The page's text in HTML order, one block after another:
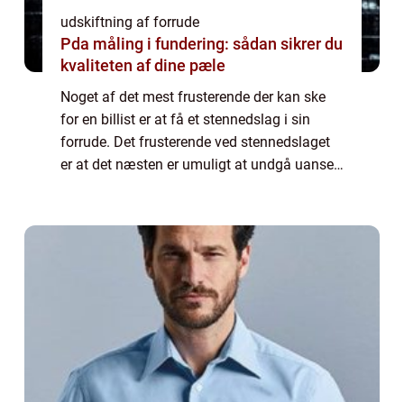
udskiftning af forrude
Pda måling i fundering: sådan sikrer du
kvaliteten af dine pæle
Noget af det mest frusterende der kan ske
for en billist er at få et stennedslag i sin
forrude. Det frusterende ved stennedslaget
er at det næsten er umuligt at undgå uanset,